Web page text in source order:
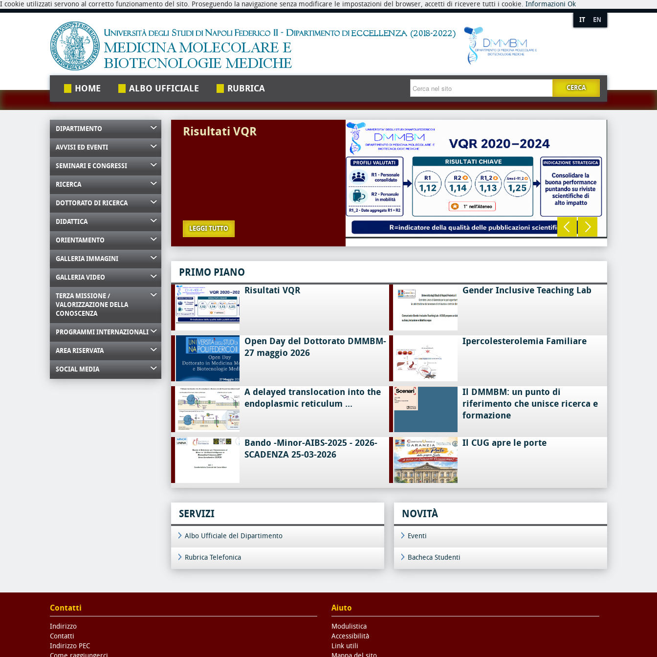
I cookie utilizzati servono al corretto funzionamento del sito. Proseguendo la navigazione senza modificare le impostazioni del browser, accetti di ricevere tutti i cookie. Informazioni Ok
IT EN
HOME ALBO UFFICIALE RUBRICA CERCA
DIPARTIMENTO
AVVISI ED EVENTI
SEMINARI E CONGRESSI
RICERCA
DOTTORATO DI RICERCA
DIDATTICA
ORIENTAMENTO
GALLERIA IMMAGINI
GALLERIA VIDEO
TERZA MISSIONE /
VALORIZZAZIONE DELLA
CONOSCENZA
PROGRAMMI INTERNAZIONALI
AREA RISERVATA
SOCIAL MEDIA
Risultati VQR
LEGGI TUTTO
PRIMO PIANO
Risultati VQR Gender Inclusive Teaching Lab
Open Day del Dottorato DMMBM-
27 maggio 2026
Ipercolesterolemia Familiare
A delayed translocation into the
endoplasmic reticulum ...
Il DMMBM: un punto di
riferimento che unisce ricerca e
formazione
Bando -Minor-AIBS-2025 - 2026-
SCADENZA 25-03-2026
Il CUG apre le porte
SERVIZI
Albo Ufficiale del Dipartimento
Rubrica Telefonica
NOVITÀ
Eventi
Bacheca Studenti
Contatti
Indirizzo
Contatti
Indirizzo PEC
Aiuto
Modulistica
Accessibilità
Link utili